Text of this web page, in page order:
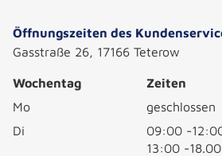
Öffnungszeiten des
Gasstraße 26, 17166 Teterow
Wochentag
Zeiten
Mo
geschlossen
Di
09:00 -
13:00 -